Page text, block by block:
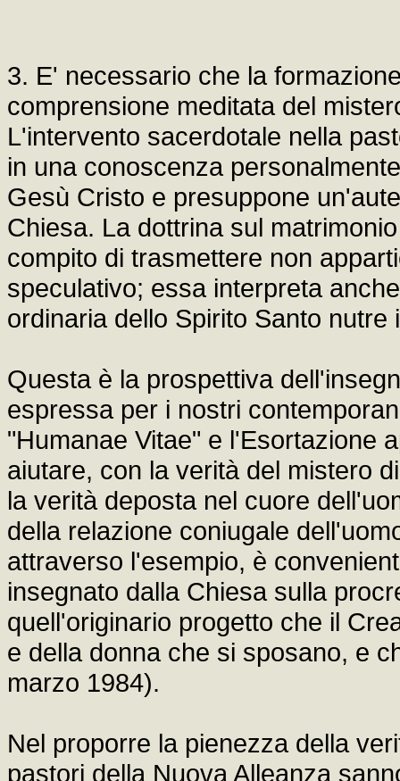
3. E' necessario che la
comprensione meditata del
L'intervento sacerdotale nella
in una conoscenza
Gesù Cristo e presuppone
Chiesa. La dottrina sul
compito di trasmettere non
speculativo; essa interpreta
ordinaria dello Spirito Santo
Questa è la prospettiva
espressa per i nostri
"Humanae Vitae" e l'Esortazione
aiutare, con la verità del mistero
la verità deposta nel cuore
della relazione coniugale
attraverso l'esempio, è
insegnato dalla Chiesa sulla
quell'originario progetto che il
e della donna che si sposano, e
marzo 1984).
Nel proporre la pienezza della
pastori della Nuova Alleanza